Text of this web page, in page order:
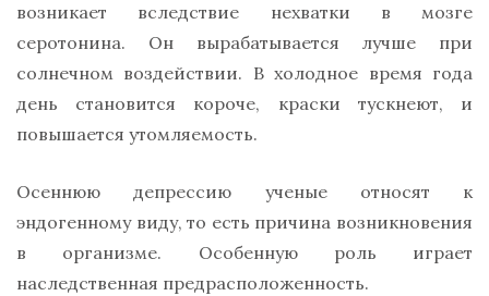
возникает вследствие нехватки в мозге
серотонина. Он вырабатывается лучше при
солнечном воздействии. В холодное время года
день становится короче, краски тускнеют, и
повышается утомляемость.
Осеннюю депрессию ученые относят к
эндогенному виду, то есть причина возникновения
в организме. Особенную роль играет
наследственная предрасположенность.